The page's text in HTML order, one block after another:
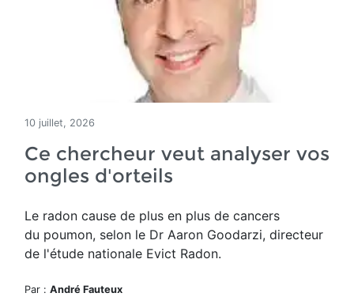
10 juillet, 2026
Ce chercheur veut analyser vos
ongles d'orteils
Le radon cause de plus en plus de cancers
du poumon, selon le Dr Aaron Goodarzi, directeur
de l'étude nationale Evict Radon.
Par : André Fauteux